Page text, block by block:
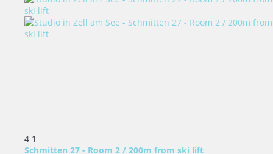
4 1
Schmitten 27 - Room 2 / 200m from ski lift